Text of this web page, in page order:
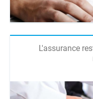
L'assurance